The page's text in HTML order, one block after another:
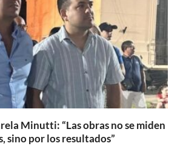
Minutti: “Las obras no se miden
sino por los resultados”